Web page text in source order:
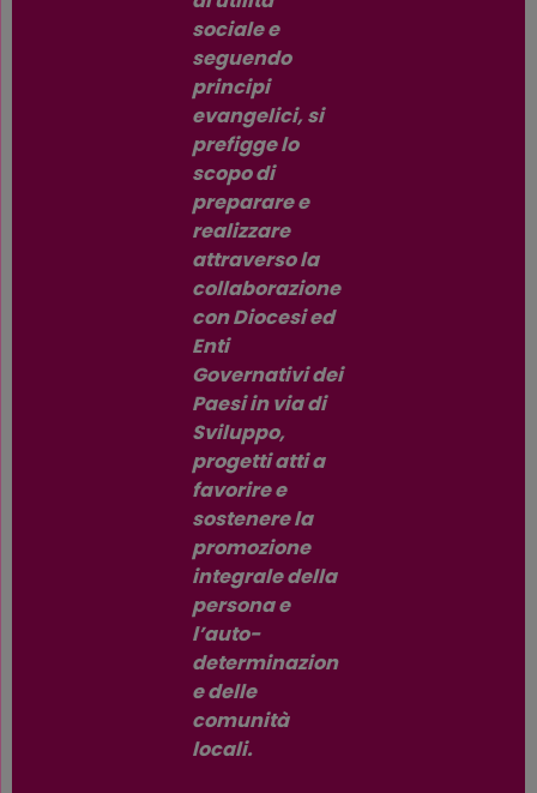
sociale e
seguendo
principi
evangelici, si
prefigge lo
scopo di
preparare e
realizzare
attraverso la
collaborazione
con Diocesi ed
Enti
Governativi dei
Paesi in via di
Sviluppo,
progetti atti a
favorire e
sostenere la
promozione
integrale della
persona e
l’auto-
determinazion
e delle
comunità
locali.